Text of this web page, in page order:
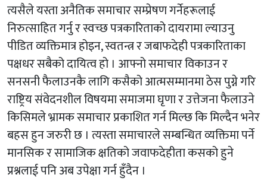
त्यसैले यस्ता अनैतिक समाचार सम्प्रेषण गर्नेहरूलाई
निरुत्साहित गर्नु र स्वच्छ पत्रकारिताको दायरामा ल्याउनु
पीडित व्यक्तिमात्र होइन, स्वतन्त्र र जबाफदेही पत्रकारिताका
पक्षधर सबैको दायित्व हो । आफ्नो समाचार विकाउन र
सनसनी फैलाउनकै लागि कसैको आत्मसम्मानमा ठेस पुग्ने गरि
राष्ट्रिय संवेदनशील विषयमा समाजमा घृणा र उत्तेजना फैलाउने
किसिमले भ्रामक समाचार प्रकाशित गर्न मिल्छ कि मिल्दैन भनेर
बहस हुन जरुरी छ । त्यस्ता समाचारले सम्बन्धित व्यक्तिमा पर्ने
मानसिक र सामाजिक क्षतिको जवाफदेहीता कसको हुने
प्रश्नलाई पनि अब उपेक्षा गर्न हुँदैन ।